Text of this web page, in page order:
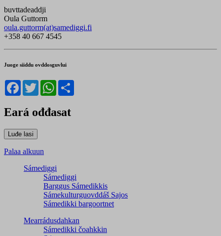
buvttadeaddji
Oula Guttorm
oula.guttorm(at)samediggi.fi
+358 40 667 4545
Juoge siiddu ovddosguvlui
Facebook
TwitterWhatsApp
Eará ođđasat
Palaa alkuun
Sámediggi
Sámediggi
Barggus Sámedikkis
Sámekulturguovddáš Sajos
Sámedikki bargoortnet
Mearrádusdahkan
Sámedikki čoahkkin